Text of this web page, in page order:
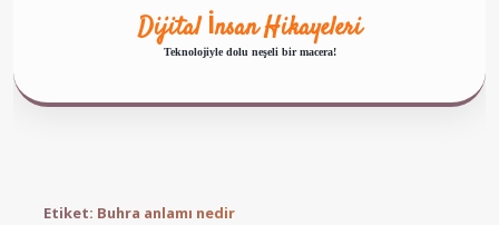
Dijital İnsan Hikayeleri
Teknolojiyle dolu neşeli bir macera!
Etiket: Buhra anlamı nedir